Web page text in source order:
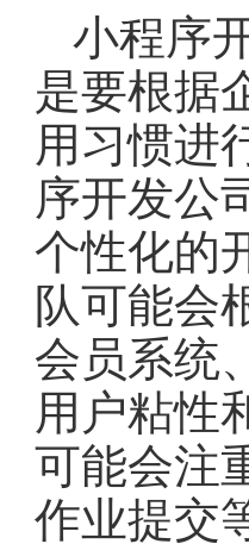
小程序
是要根据
用习惯进
序开发公
个性化的
队可能会
会员系统
用户粘性
可能会注
作业提交